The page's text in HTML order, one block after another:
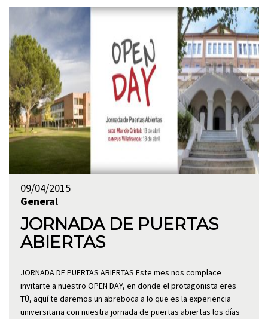
09/04/2015
General
JORNADA DE PUERTAS
ABIERTAS
JORNADA DE PUERTAS ABIERTAS Este mes nos complace
invitarte a nuestro OPEN DAY, en donde el protagonista eres
TÚ, aquí te daremos un abreboca a lo que es la experiencia
universitaria con nuestra jornada de puertas abiertas los días